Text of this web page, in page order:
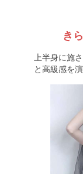
き
上半身に施
と高級感を